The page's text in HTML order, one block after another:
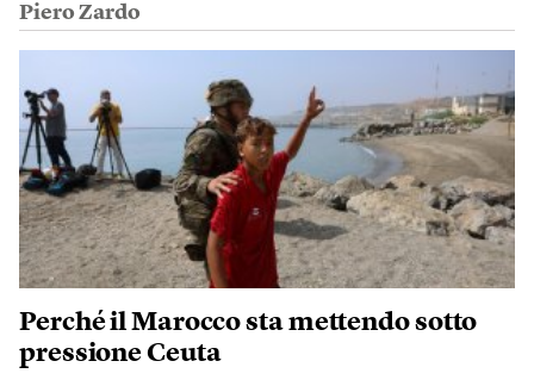
Piero Zardo
Perché il Marocco sta mettendo sotto
pressione Ceuta